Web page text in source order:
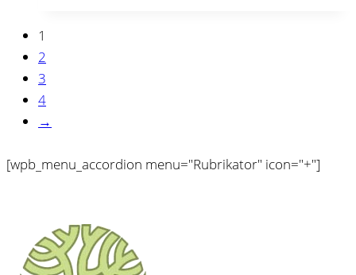
1
2
3
4
→
[wpb_menu_accordion menu="Rubrikator" icon="+"]